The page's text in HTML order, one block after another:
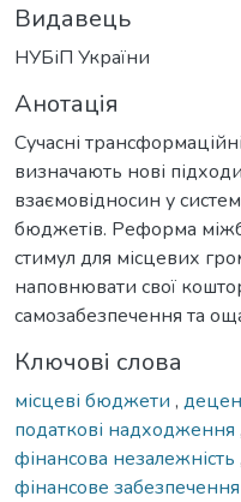
Видавець
НУБіП України
Анотація
Сучасні
визначають нові
взаємовідносин у
бюджетів. Реформа
стимул для місцевих
наповнювати свої
самозабезпечення та
Ключові слова
місцеві бюджети ,
податкові надходження ,
фінансова незалежність ,
фінансове забезпечення